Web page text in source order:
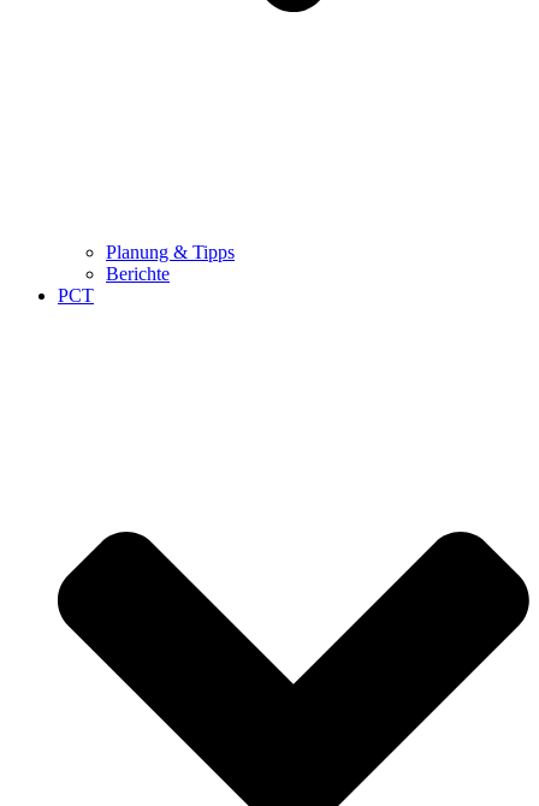
Planung & Tipps
Berichte
PCT